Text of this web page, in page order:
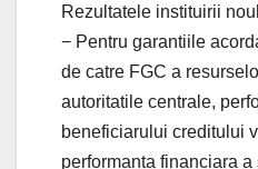
Rezultatele instituirii
− Pentru garantiile
de catre FGC a
autoritatile centrale,
beneficiarului creditului
performanta financiara